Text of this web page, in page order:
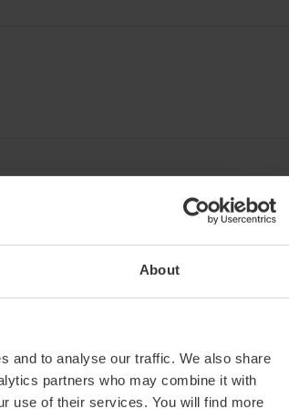
About
and to analyse our traffic. We also share
partners who may combine it with
use of their services. You will find more
grupos (+20 tarjetas).